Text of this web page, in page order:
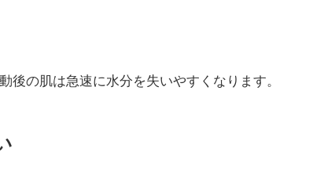
後の肌は急速に水分を失いやすくなります。